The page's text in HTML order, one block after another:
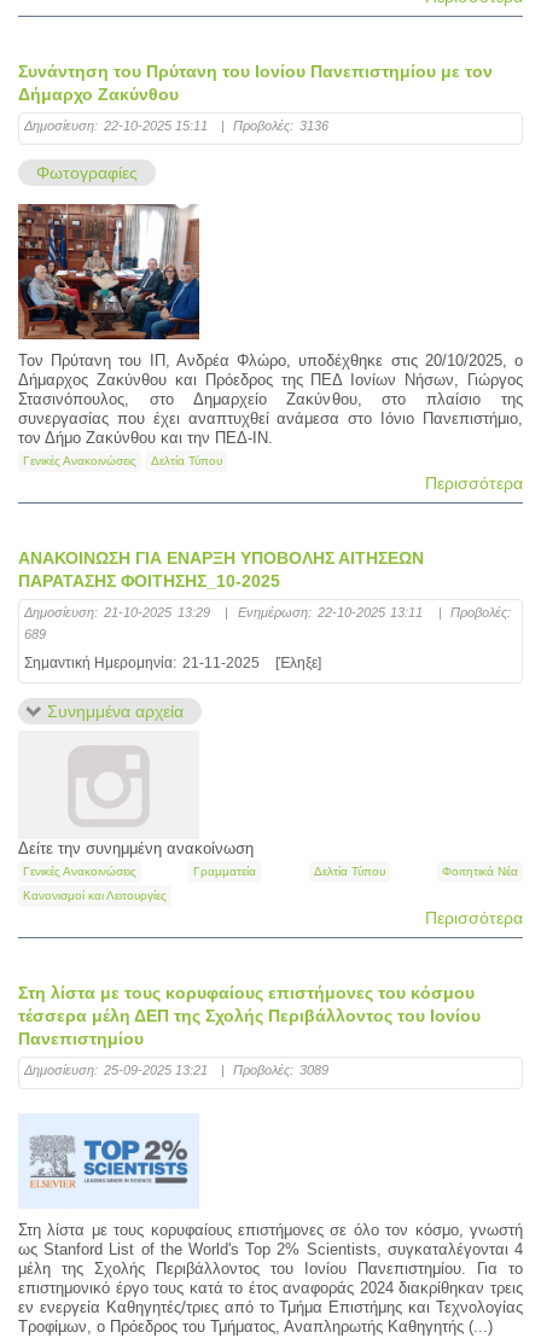
Συνάντηση του Πρύτανη του Ιονίου Πανεπιστημίου με τον
Δήμαρχο Ζακύνθου
Δημοσίευση: 22-10-2025 15:11 | Προβολές: 3136
Φωτογραφίες
Τον Πρύτανη του ΙΠ, Ανδρέα Φλώρο, υποδέχθηκε στις 20/10/2025, ο
Δήμαρχος Ζακύνθου και Πρόεδρος της ΠΕΔ Ιονίων Νήσων, Γιώργος
Στασινόπουλος, στο Δημαρχείο Ζακύνθου, στο πλαίσιο της
συνεργασίας που έχει αναπτυχθεί ανάμεσα στο Ιόνιο Πανεπιστήμιο,
τον Δήμο Ζακύνθου και την ΠΕΔ-ΙΝ.
Γενικές Ανακοινώσεις Δελτία Τύπου
Περισσότερα
ΑΝΑΚΟΙΝΩΣΗ ΓΙΑ ΕΝΑΡΞΗ ΥΠΟΒΟΛΗΣ ΑΙΤΗΣΕΩΝ
ΠΑΡΑΤΑΣΗΣ ΦΟΙΤΗΣΗΣ_10-2025
Δημοσίευση: 21-10-2025 13:29 Ενημέρωση: 22-10-2025 13:11
Προβολές:
689
Σημαντική Ημερομηνία: 21-11-2025 [Έληξε]
Συνημμένα αρχεία
Δείτε την συνημμένη ανακοίνωση
Γενικές Ανακοινώσεις Γραμματεία Δελτία Τύπου
Φοιτητικά Νέα
Κανονισμοί και Λειτουργίες
Περισσότερα
Στη λίστα με τους κορυφαίους επιστήμονες του κόσμου
τέσσερα μέλη ΔΕΠ της Σχολής Περιβάλλοντος του Ιονίου
Πανεπιστημίου
Δημοσίευση: 25-09-2025 13:21 Προβολές: 3089
Στη λίστα με τους κορυφαίους επιστήμονες σε όλο τον κόσμο, γνωστή
ως Stanford List of the World's Top 2% Scientists, συγκαταλέγονται 4
μέλη της Σχολής Περιβάλλοντος του Ιονίου Πανεπιστημίου. Για το
επιστημονικό έργο τους κατά το έτος αναφοράς 2024 διακρίθηκαν τρεις
εν ενεργεία Καθηγητές/τριες από το Τμήμα Επιστήμης και Τεχνολογίας
Τροφίμων, ο Πρόεδρος του Τμήματος, Αναπληρωτής Καθηγητής (...)